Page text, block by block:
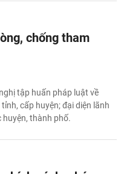
chống tham
tập huấn pháp luật về
cấp huyện; đại diện lãnh
huyện, thành phố.